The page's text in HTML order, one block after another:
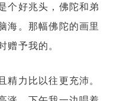
个好兆头，佛陀和弟
海。那幅佛陀的画里
予我的。
力比以往更充沛。